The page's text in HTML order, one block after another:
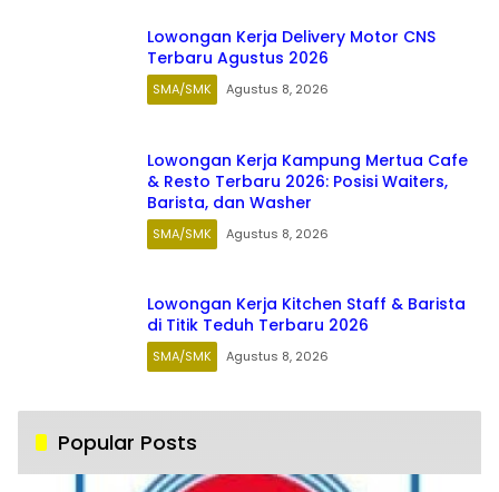
Lowongan Kerja Delivery Motor CNS
Terbaru Agustus 2026
SMA/SMK Agustus 8, 2026
Lowongan Kerja Kampung Mertua Cafe
& Resto Terbaru 2026: Posisi Waiters,
Barista, dan Washer
SMA/SMK Agustus 8, 2026
Lowongan Kerja Kitchen Staff & Barista
di Titik Teduh Terbaru 2026
SMA/SMK Agustus 8, 2026
Popular Posts